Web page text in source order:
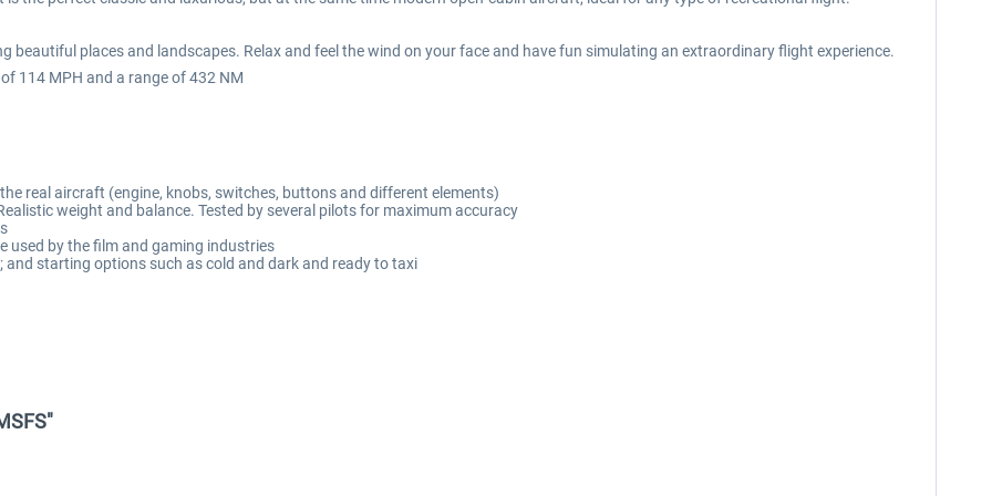
beautiful places and landscapes. Relax and feel the wind on your face and have fun simulating an extraordinary flight experience.
114 MPH and a range of 432 NM
real aircraft (engine, knobs, switches, buttons and different elements)
weight and balance. Tested by several pilots for maximum accuracy
by the film and gaming industries
starting options such as cold and dark and ready to taxi